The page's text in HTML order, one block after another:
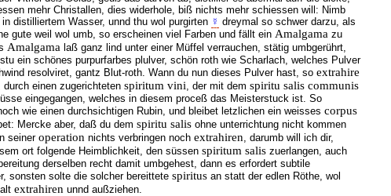
mehr Christallen, dies widerhole, biß nichts mehr schiessen will: Nimb
distilliertem Wasser, unnd thu wol purgirten ☿ dreymal so schwer darzu, als
gute weil wol umb, so erscheinen viel Farben und fällt ein Amalgama zu
Amalgama laß ganz lind unter einer Müffel verrauchen, stätig umbgerührt,
ein schönes purpurfarbes plulver, schön roth wie Scharlach, welches Pulver
resolviret, gantz Blut-roth. Wann du nun dieses Pulver hast, so extrahire
durch einen zugerichteten spiritum vini , der mit dem spiritu salis communis
eingegangen, welches in diesem proceß das Meisterstuck ist. So
wie einen durchsichtigen Rubin, und bleibet letzlichen ein weisses corpus
Mercke aber, daß du dem spiritu salis ohne unterrichtung nicht kommen
seiner operation nichts verbringen noch extrahiren , darumb will ich dir,
ort folgende Heimblichkeit, den süssen spiritum salis zuerlangen, auch
derselben recht damit umbgehest, dann es erfordert subtile
sonsten solte die solcher bereittete spiritus an statt der edlen Röthe, wol
extrahiren unnd außziehen.